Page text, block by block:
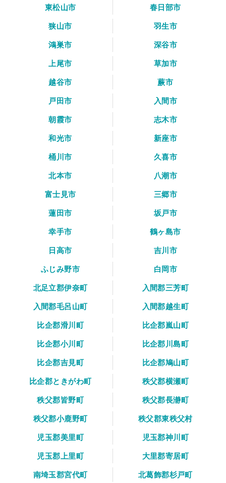
東松山市
春日部市
狭山市
羽生市
鴻巣市
深谷市
上尾市
草加市
越谷市
蕨市
戸田市
入間市
朝霞市
志木市
和光市
新座市
桶川市
久喜市
北本市
八潮市
富士見市
三郷市
蓮田市
坂戸市
幸手市
鶴ヶ島市
日高市
吉川市
ふじみ野市
白岡市
北足立郡伊奈町
入間郡三芳町
入間郡毛呂山町
入間郡越生町
比企郡滑川町
比企郡嵐山町
比企郡小川町
比企郡川島町
比企郡吉見町
比企郡鳩山町
比企郡ときがわ町
秩父郡横瀬町
秩父郡皆野町
秩父郡長瀞町
秩父郡小鹿野町
秩父郡東秩父村
児玉郡美里町
児玉郡神川町
児玉郡上里町
大里郡寄居町
南埼玉郡宮代町
北葛飾郡杉戸町